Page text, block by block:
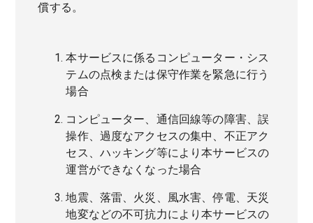
償する。
本サービスに係るコンピューター・シス
テムの点検または保守作業を緊急に行う
場合
コンピューター、通信回線等の障害、誤
操作、過度なアクセスの集中、不正アク
セス、ハッキング等により本サービスの
運営ができなくなった場合
地震、落雷、火災、風水害、停電、天災
地変などの不可抗力により本サービスの